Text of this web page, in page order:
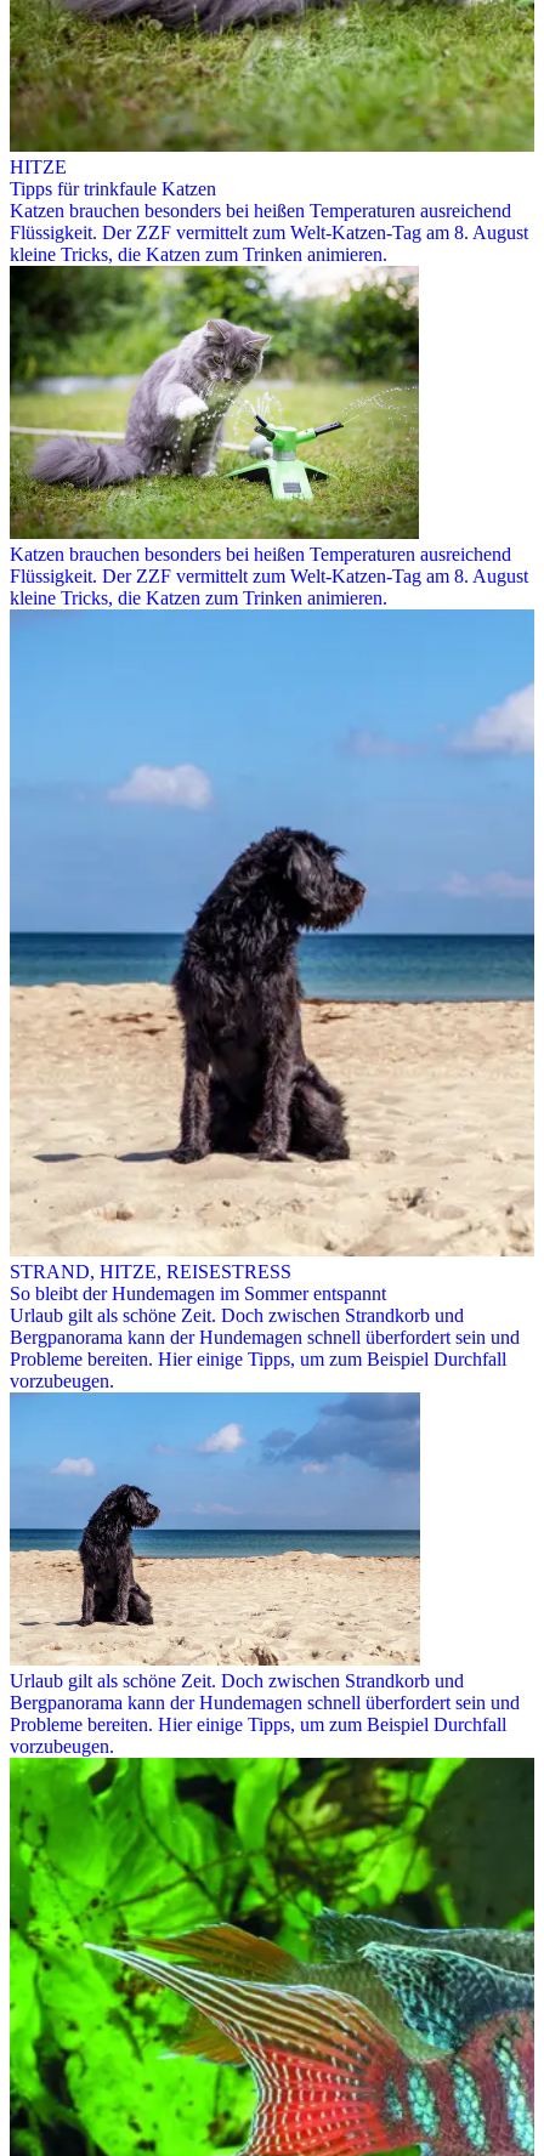
HITZE
Tipps für trinkfaule Katzen
Katzen brauchen besonders bei heißen Temperaturen ausreichend
Flüssigkeit. Der ZZF vermittelt zum Welt-Katzen-Tag am 8. August
kleine Tricks, die Katzen zum Trinken animieren.
Katzen brauchen besonders bei heißen Temperaturen ausreichend
Flüssigkeit. Der ZZF vermittelt zum Welt-Katzen-Tag am 8. August
kleine Tricks, die Katzen zum Trinken animieren.
STRAND, HITZE, REISESTRESS
So bleibt der Hundemagen im Sommer entspannt
Urlaub gilt als schöne Zeit. Doch zwischen Strandkorb und
Bergpanorama kann der Hundemagen schnell überfordert sein und
Probleme bereiten. Hier einige Tipps, um zum Beispiel Durchfall
vorzubeugen.
Urlaub gilt als schöne Zeit. Doch zwischen Strandkorb und
Bergpanorama kann der Hundemagen schnell überfordert sein und
Probleme bereiten. Hier einige Tipps, um zum Beispiel Durchfall
vorzubeugen.